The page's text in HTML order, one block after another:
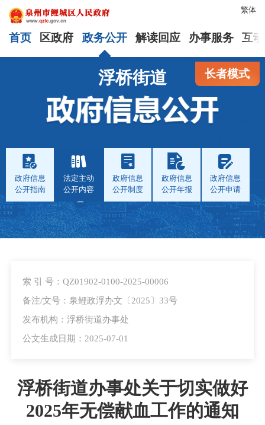
繁体
首页 区政府 政务公开 解读回应 办事服务 互
长者模式
浮桥街道
政府信息
公开指南
法定主动
公开内容
政府信息
公开制度
政府信息
公开年报
政府信息
公开申请
索 引 号：QZ01902-0100-2025-00006
备注/文号：泉鲤政浮办文〔2025〕33号
发布机构：浮桥街道办事处
公文生成日期：2025-07-01
浮桥街道办事处关于切实做好
2025年无偿献血工作的通知